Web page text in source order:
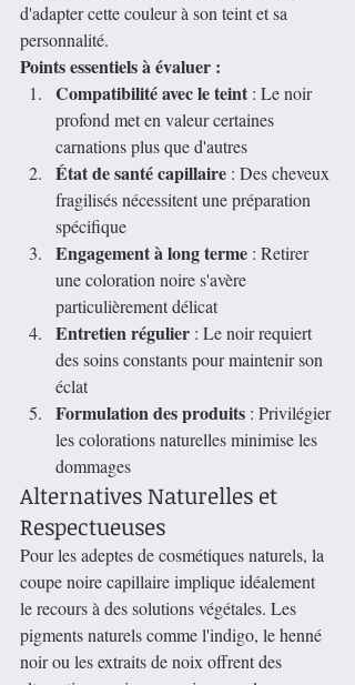
d'adapter cette couleur à son teint et sa
personnalité.
Points essentiels à évaluer :
Compatibilité avec le teint : Le noir
profond met en valeur certaines
carnations plus que d'autres
État de santé capillaire : Des cheveux
fragilisés nécessitent une préparation
spécifique
Engagement à long terme : Retirer
une coloration noire s'avère
particulièrement délicat
Entretien régulier : Le noir requiert
des soins constants pour maintenir son
éclat
Formulation des produits : Privilégier
les colorations naturelles minimise les
dommages
Alternatives Naturelles et
Respectueuses
Pour les adeptes de cosmétiques naturels, la
coupe noire capillaire implique idéalement
le recours à des solutions végétales. Les
pigments naturels comme l'indigo, le henné
noir ou les extraits de noix offrent des